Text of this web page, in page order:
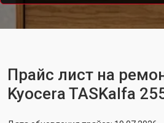
Прайс лист на
Kyocera TASKalfa